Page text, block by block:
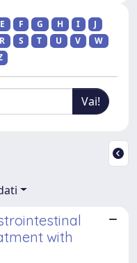
E F G H I
J
R S T U V
W
with